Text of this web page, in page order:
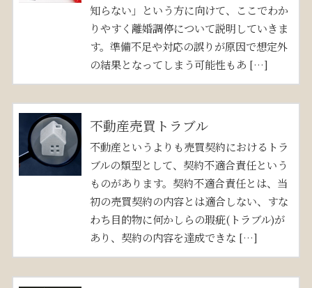
知らない」という方に向けて、ここでわか
りやすく離婚調停について説明していきま
す。準備不足や対応の誤りが原因で想定外
の結果となってしまう可能性もあ […]
不動産売買トラブル
不動産というよりも売買契約におけるトラ
ブルの類型として、契約不適合責任という
ものがあります。契約不適合責任とは、当
初の売買契約の内容とは適合しない、すな
わち目的物に何かしらの瑕疵(トラブル)が
あり、契約の内容を達成できな […]